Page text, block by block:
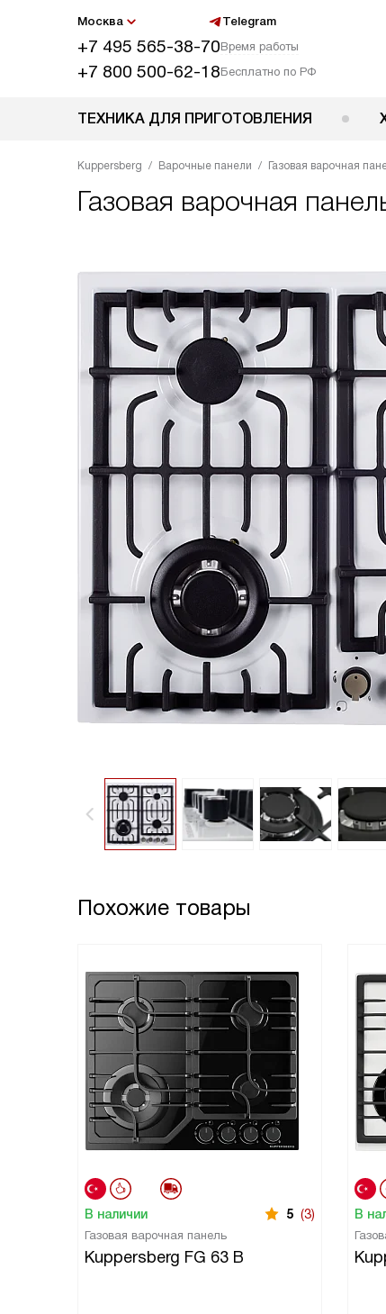
Москва Telegram
+7 495 565-38-70Время работы
+7 800 500-62-18Бесплатно по РФ
ТЕХНИКА ДЛЯ ПРИГОТОВЛЕНИЯ
Kuppersberg Варочные панели Газовая варочная
Газовая варочная
Похожие товары
В наличии 5 (3)
Газовая варочная панель
Kuppersberg FG 63 B
В